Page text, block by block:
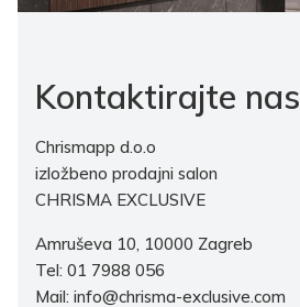
Kontaktirajte nas
Chrismapp d.o.o
izložbeno prodajni salon
CHRISMA EXCLUSIVE
Amruševa 10, 10000 Zagreb
Tel: 01 7988 056
Mail: info@chrisma-exclusive.com